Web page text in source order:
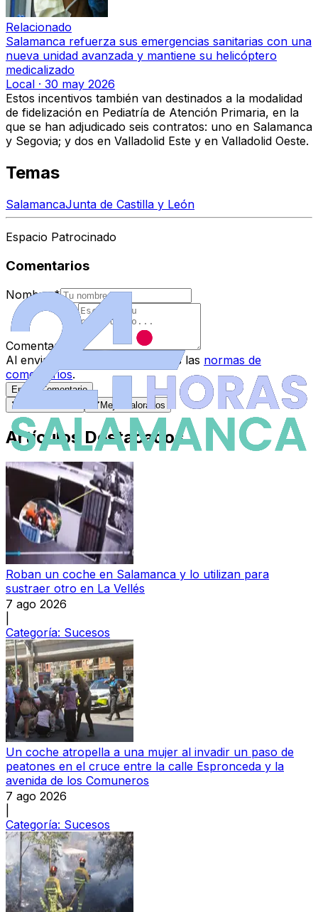
Relacionado
Salamanca refuerza sus emergencias sanitarias con una
nueva unidad avanzada y mantiene su helicóptero
medicalizado
Local · 30 may 2026
Estos incentivos también van destinados a la modalidad
de fidelización en Pediatría de Atención Primaria, en la
que se han adjudicado seis contratos: uno en Salamanca
y Segovia; y dos en Valladolid Este y en Valladolid Oeste.
Temas
SalamancaJunta de Castilla y León
Espacio Patrocinado
Comentarios
Nombre *
Comentario
Al enviar tu comentario, aceptas las normas de
comentarios.
Enviar Comentario
Mejor valorados
Artículos Destacados
Roban un coche en Salamanca y lo utilizan para
sustraer otro en La Vellés
7 ago 2026
Categoría: Sucesos
Un coche atropella a una mujer al invadir un paso de
peatones en el cruce entre la calle Espronceda y la
avenida de los Comuneros
7 ago 2026
Categoría: Sucesos